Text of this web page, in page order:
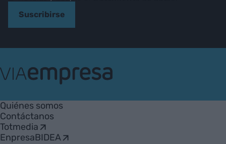
Suscribirse
Empresa
Quiénes somos
Contáctanos
Totmedia
EnpresaBIDEA